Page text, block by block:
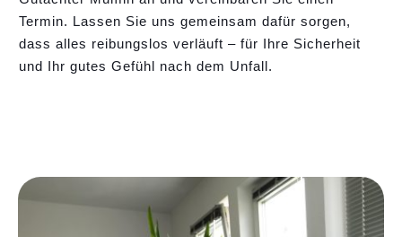
Termin. Lassen Sie uns gemeinsam dafür sorgen,
dass alles reibungslos verläuft – für Ihre Sicherheit
und Ihr gutes Gefühl nach dem Unfall.